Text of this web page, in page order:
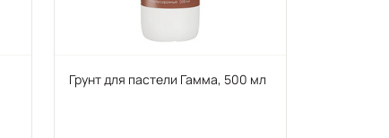
Грунт для пастели Гамма, 500 мл